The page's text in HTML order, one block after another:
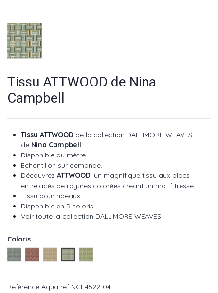
Tissu ATTWOOD de Nina
Campbell
Tissu ATTWOOD de la collection DALLIMORE WEAVES
de Nina Campbell
Disponible au mètre.
Echantillon sur demande.
Découvrez ATTWOOD , un magnifique tissu aux blocs
entrelacés de rayures colorées créant un motif tressé.
Tissu pour rideaux.
Disponible en 5 coloris.
Voir toute la collection DALLIMORE WEAVES
Coloris
Blue ref NCF4522-01
Red ref NCF4522-02
Ocre ref NCF4522-03
Aqua ref NCF4522-04
Green ref NCF4522-05
Référence Aqua ref NCF4522-04